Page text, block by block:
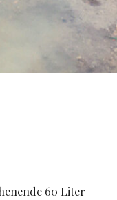
60 Liter